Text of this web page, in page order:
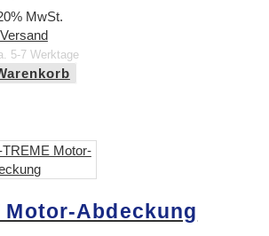
MwSt.
Versand
5-7 Werktage
Motor-Abdeckung